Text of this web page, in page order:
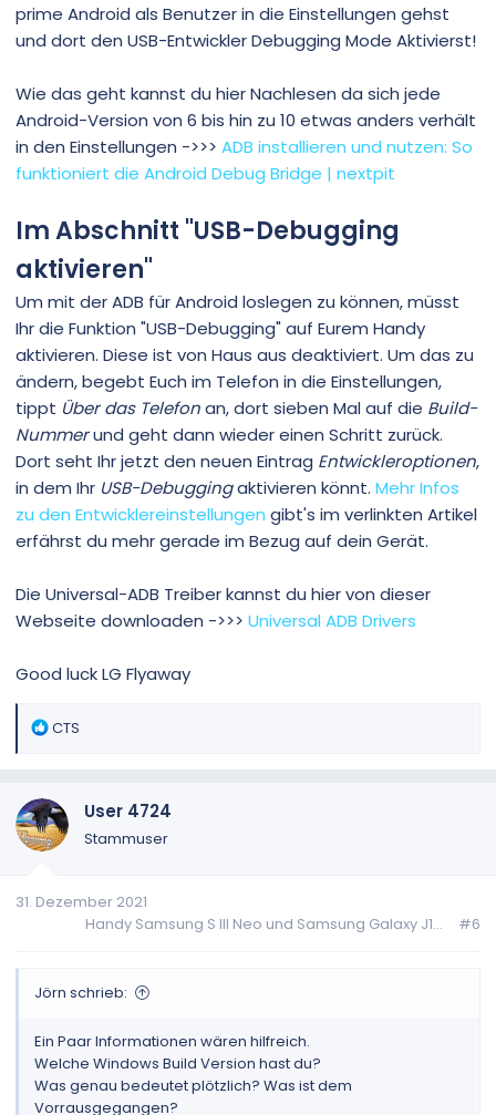
in Taksleisten - Aufruf nicht vorhanden nur öffnen unter
Geräte und Drucker möglich
hier wird das Gerät korrekt auf geführt es ist jedoch kein
zugriff möglich
ohne Daten
in den in Anlage befindlichen Fotos habe ich verschiedene
anzeigen erfasst
ich hoffe das hilft an Infos um zu einer Lösung zukommen
prime Android als Benutzer in die Einstellungen gehst
und dort den USB-Entwickler Debugging Mode Aktivierst!
Wie das geht kannst du hier Nachlesen da sich jede
Android-Version von 6 bis hin zu 10 etwas anders verhält
in den Einstellungen ->>> ADB installieren und nutzen: So
funktioniert die Android Debug Bridge | nextpit
Im Abschnitt "USB-Debugging
aktivieren"​
Um mit der ADB für Android loslegen zu können, müsst
Ihr die Funktion "USB-Debugging" auf Eurem Handy
aktivieren. Diese ist von Haus aus deaktiviert. Um das zu
ändern, begebt Euch im Telefon in die Einstellungen,
tippt Über das Telefonan, dort sieben Mal auf die Build-
Nummerund geht dann wieder einen Schritt zurück.
Dort seht Ihr jetzt den neuen Eintrag Entwickleroptionen,
in dem Ihr USB-Debuggingaktivieren könnt. Mehr Infos
zu den Entwicklereinstellungen gibt's im verlinkten Artikel
erfährst du mehr gerade im Bezug auf dein Gerät.
Die Universal-ADB Treiber kannst du hier von dieser
Webseite downloaden ->>> Universal ADB Drivers
Good luck LG Flyaway
R
t
i
e
CTS
User 4724
Stammuser
31. Dezember 2021
Handy Samsung S III Neo und Samsung Galaxy J1...
#6
Jörn schrieb:
Ein Paar Informationen wären hilfreich.
Welche Windows Build Version hast du?
Was genau bedeutet plötzlich? Was ist dem
Vorrausgegangen?